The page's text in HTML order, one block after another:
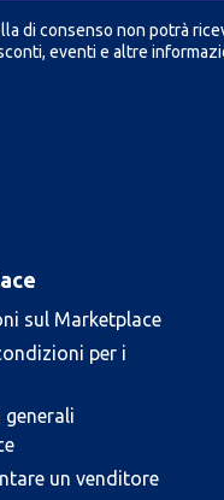
di consenso non potrà
eventi e altre
sul Marketplace
per i
un venditore